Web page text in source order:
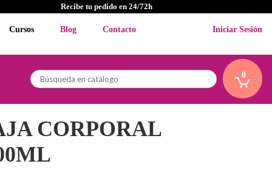
Recibe tu pedido en 24/72h
Cursos Blog Contacto Iniciar Sesión
0
CORPORAL